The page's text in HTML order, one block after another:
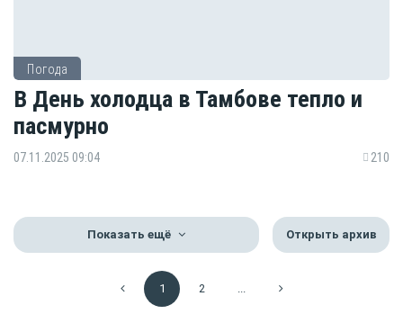
Погода
В День холодца в Тамбове тепло и
пасмурно
07.11.2025 09:04 210
Показать ещё Открыть архив
1 2